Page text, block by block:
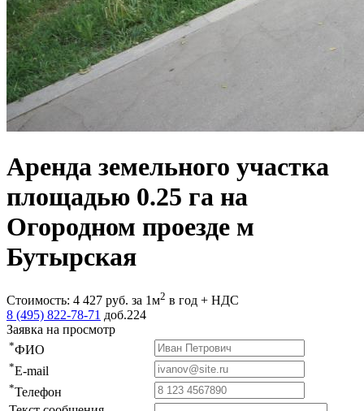
Аренда земельного участка
площадью 0.25 га на
Огородном проезде м
Бутырская
Стоимость: 4 427 руб. за 1м2 в год + НДС
8 (495) 822-78-71 доб.224
Заявка на просмотр
*ФИО
*E-mail
*Телефон